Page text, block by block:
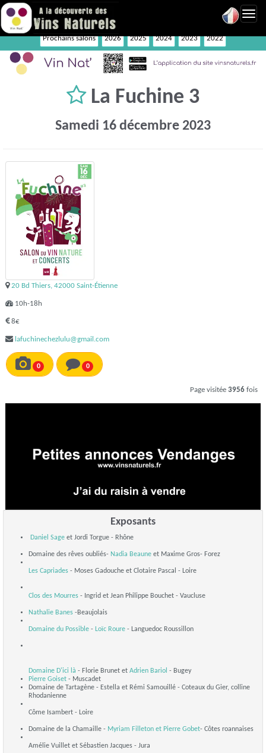
Prochains salons 2026 2025 2024 2023 2022
La Fuchine 3
Samedi 16 décembre 2023
20 Bd Thiers, 42000 Saint-Étienne
10h-18h
8€
lafuchinechezlulu@gmail.com
0 0
Page visitée 3956 fois
Exposants
Daniel Sage et Jordi Torgue - Rhône
Domaine des rêves oubliés- Nadia Beaune et Maxime Gros- Forez
Les Capriades - Moses Gadouche et Clotaire Pascal - Loire
Clos des Mourres - Ingrid et Jean Philippe Bouchet - Vaucluse
Nathalie Banes -Beaujolais
Domaine du Possible - Loïc Roure - Languedoc Roussillon
Domaine D'ici là - Florie Brunet et Adrien Bariol - Bugey
Pierre Goiset - Muscadet
Domaine de Tartagène - Estella et Rémi Samouillé - Coteaux du Gier, colline
Rhodanienne
Côme Isambert - Loire
Domaine de la Chamaille - Myriam Filleton et Pierre Gobet- Côtes roannaises
Amélie Vuillet et Sébastien Jacques - Jura